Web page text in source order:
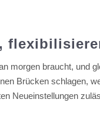
morgen braucht, und
Brücken schlagen,
Neueinstellungen